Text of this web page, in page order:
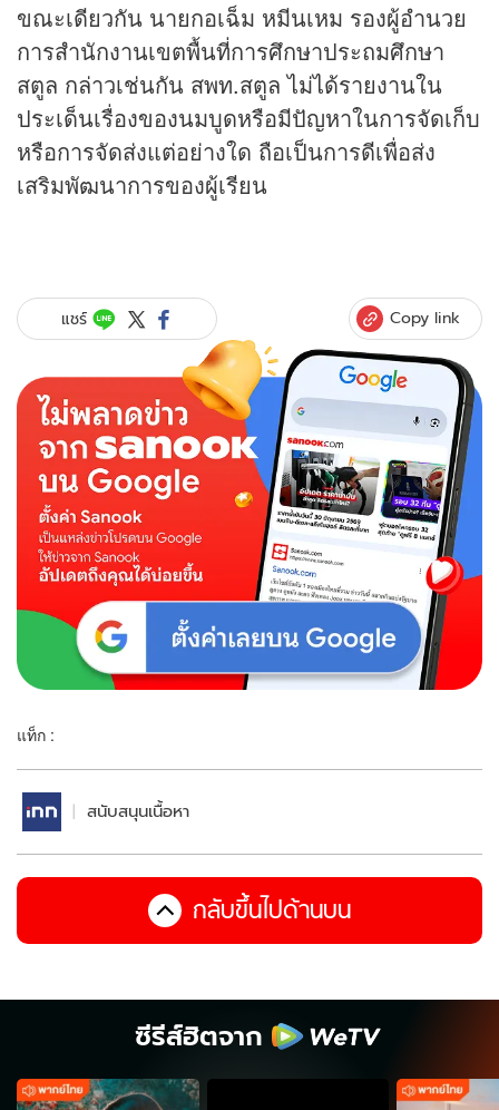
ขณะเดียวกัน นายกอเฉ็ม หมีนเหม รองผู้อำนวย
การสำนักงานเขตพื้นที่การศึกษาประถมศึกษา
สตูล กล่าวเช่นกัน สพท.สตูล ไม่ได้รายงานใน
ประเด็นเรื่องของนมบูดหรือมีปัญหาในการจัดเก็บ
หรือการจัดส่งแต่อย่างใด ถือเป็นการดีเพื่อส่ง
เสริมพัฒนาการของผู้เรียน
แชร์ Copy link
แท็ก :
สนับสนุนเนื้อหา
กลับขึ้นไปด้านบน
ซีรีส์ฮิตจาก